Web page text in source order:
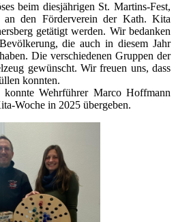
beim diesjährigen St. Martins-Fest,
an den Förderverein der Kath. Kita
getätigt werden. Wir bedanken
die auch in diesem Jahr
Die verschiedenen Gruppen der
gewünscht. Wir freuen uns, dass
konnten.
konnte Wehrführer Marco Hoffmann
Woche in 2025 übergeben.